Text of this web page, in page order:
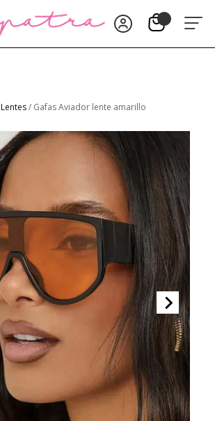
Lentes/ Gafas Aviador lente amarillo